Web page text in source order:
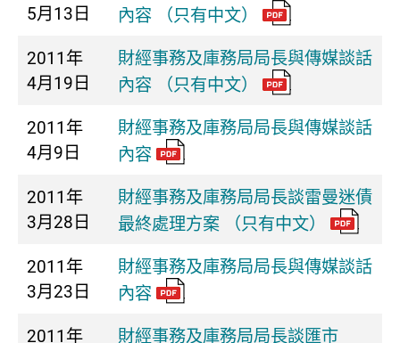
5月13日
內容 （只有中文）
2011年
4月19日
財經事務及庫務局局長與傳媒談話
內容 （只有中文）
2011年
4月9日
財經事務及庫務局局長與傳媒談話
內容
2011年
3月28日
財經事務及庫務局局長談雷曼迷債
最終處理方案 （只有中文）
2011年
3月23日
財經事務及庫務局局長與傳媒談話
內容
2011年 財經事務及庫務局局長談匯市